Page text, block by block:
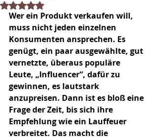
Mit NaN von 5 Sternen bewertet.
Wer ein Produkt verkaufen will,
muss nicht jeden einzelnen
Konsumenten ansprechen. Es
genügt, ein paar ausgewählte, gut
vernetzte, überaus populäre
Leute, „Influencer“, dafür zu
gewinnen, es lautstark
anzupreisen. Dann ist es bloß eine
Frage der Zeit, bis sich ihre
Empfehlung wie ein Lauffeuer
verbreitet. Das macht die